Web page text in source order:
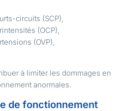
circuits (SCP),
(OCP),
(OVP),
à limiter les dommages en
anormales.
de fonctionnement